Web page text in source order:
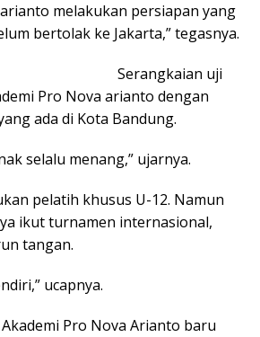
melakukan persiapan yang
bertolak ke Jakarta,” tegasnya.
Serangkaian uji
Pro Nova arianto dengan
ada di Kota Bandung.
selalu menang,” ujarnya.
pelatih khusus U-12. Namun
ikut turnamen internasional,
tangan.
ucapnya.
Pro Nova Arianto baru